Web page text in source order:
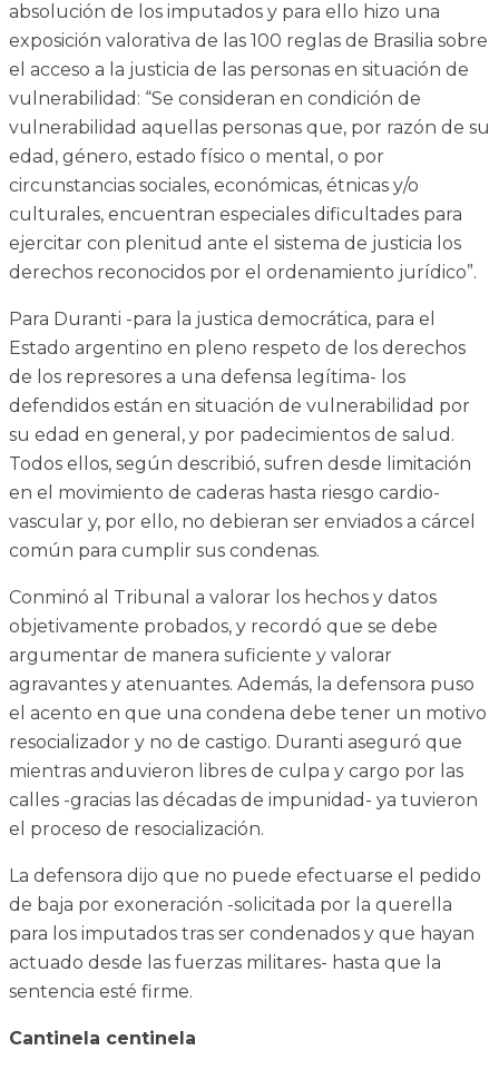
absolución de los imputados y para ello hizo una
exposición valorativa de las 100 reglas de Brasilia sobre
el acceso a la justicia de las personas en situación de
vulnerabilidad: “Se consideran en condición de
vulnerabilidad aquellas personas que, por razón de su
edad, género, estado físico o mental, o por
circunstancias sociales, económicas, étnicas y/o
culturales, encuentran especiales dificultades para
ejercitar con plenitud ante el sistema de justicia los
derechos reconocidos por el ordenamiento jurídico”.
Para Duranti -para la justica democrática, para el
Estado argentino en pleno respeto de los derechos
de los represores a una defensa legítima- los
defendidos están en situación de vulnerabilidad por
su edad en general, y por padecimientos de salud.
Todos ellos, según describió, sufren desde limitación
en el movimiento de caderas hasta riesgo cardio-
vascular y, por ello, no debieran ser enviados a cárcel
común para cumplir sus condenas.
Conminó al Tribunal a valorar los hechos y datos
objetivamente probados, y recordó que se debe
argumentar de manera suficiente y valorar
agravantes y atenuantes. Además, la defensora puso
el acento en que una condena debe tener un motivo
resocializador y no de castigo. Duranti aseguró que
mientras anduvieron libres de culpa y cargo por las
calles -gracias las décadas de impunidad- ya tuvieron
el proceso de resocialización.
La defensora dijo que no puede efectuarse el pedido
de baja por exoneración -solicitada por la querella
para los imputados tras ser condenados y que hayan
actuado desde las fuerzas militares- hasta que la
sentencia esté firme.
Cantinela centinela